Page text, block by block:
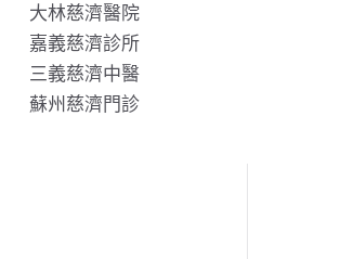
大林慈濟醫院
嘉義慈濟診所
三義慈濟中醫
蘇州慈濟門診